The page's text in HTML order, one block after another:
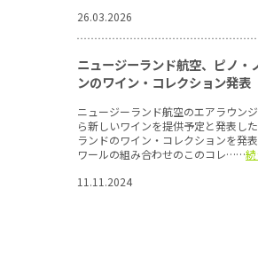
26.03.2026
ニュージーランド航空、ピノ
ンのワイン・コレクション発表
ニュージーランド航空のエアラウン
ら新しいワインを提供予定と発表し
ランドのワイン・コレクションを発
ワールの組み合わせのこのコレ……
11.11.2024